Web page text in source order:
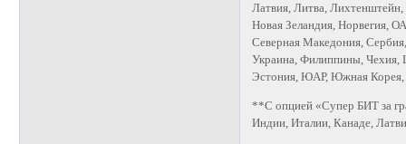
Латвия, Литва,
Новая Зеландия, Норвегия,
Северная Македония,
Украина, Филиппины, Чехия,
Эстония, ЮАР, Южная Корея,
**C опцией «Супер БИТ за
Индии, Италии, Канаде,